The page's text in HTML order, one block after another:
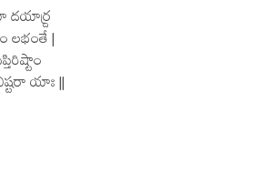
లభంతే |
యాః ||